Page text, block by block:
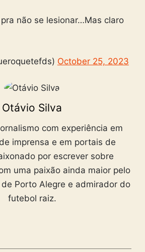
não se lesionar…Mas claro
October 25, 2023
Otávio Silva
com experiência em
imprensa e em portais de
por escrever sobre
uma paixão ainda maior pelo
Porto Alegre e admirador do
futebol raiz.